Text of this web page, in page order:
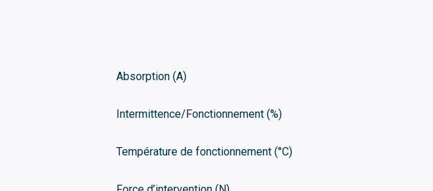
Absorption (A)
Intermittence/Fonctionnement (%)
Température de fonctionnement (°C)